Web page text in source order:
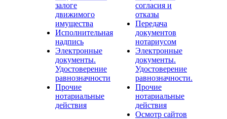
залоге
движимого
имущества
Исполнительная
надпись
Электронные
документы.
Удостоверение
равнозначности
Прочие
нотариальные
действия
согласия и
отказы
Передача
документов
нотариусом
Электронные
документы.
Удостоверение
равнозначности.
Прочие
нотариальные
действия
Осмотр сайтов